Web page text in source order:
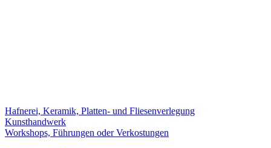
Hafnerei, Keramik, Platten- und Fliesenverlegung
Kunsthandwerk
Workshops, Führungen oder Verkostungen